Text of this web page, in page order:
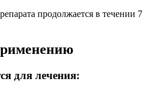
продолжается в течении 7
для лечения: